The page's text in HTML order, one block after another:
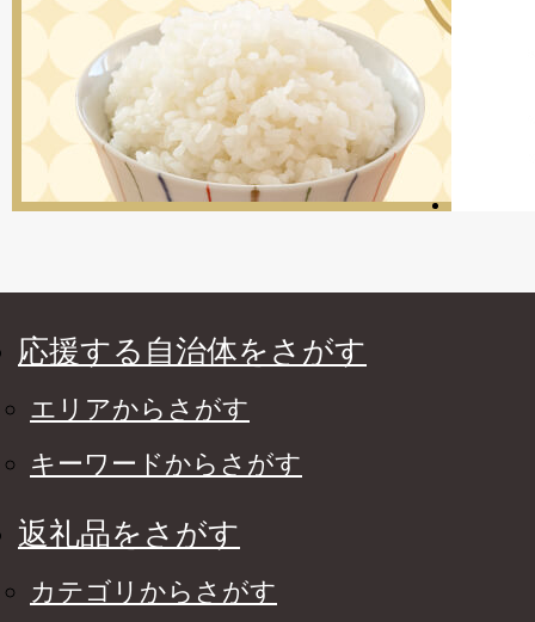
応援する自治体をさがす
エリアからさがす
キーワードからさがす
返礼品をさがす
カテゴリからさがす